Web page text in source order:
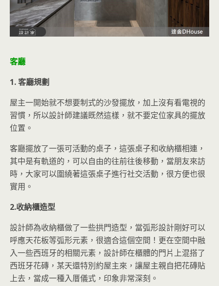
客廳
1. 客廳規劃
屋主一開始就不想要制式的沙發擺放，加上沒有看電視的
習慣，所以設計師建議既然這樣，就不要定位家具的擺放
位置。
客廳擺放了一張可活動的桌子，這張桌子和收納櫃相連，
其中是有軌道的，可以自由的往前往後移動，當朋友來訪
時，大家可以圍繞著這張桌子進行社交活動，很方便也很
實用。
2.收納櫃造型
設計師為收納櫃做了一些拱門造型，當弧形設計剛好可以
呼應天花板等弧形元素，很適合這個空間！更在空間中融
入一些西班牙的相關元素，設計師在櫃體的門片上混搭了
西班牙花磚，某天還特別約屋主來，讓屋主親自把花磚貼
上去，當成一種入厝儀式，印象非常深刻。